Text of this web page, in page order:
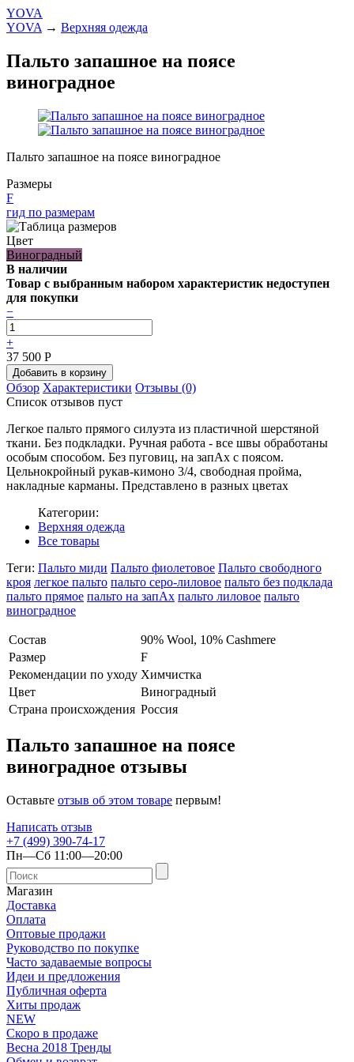
YOVA
YOVA → Верхняя одежда
Пальто запашное на поясе
виноградное
Пальто запашное на поясе виноградное
Размеры
F
гид по размерам
Цвет
Виноградный
В наличии
Товар с выбранным набором характеристик недоступен
для покупки
−
+
37 500 Р
Обзор Характеристики Отзывы (0)
Список отзывов пуст
Легкое пальто прямого силуэта из пластичной шерстяной
ткани. Без подкладки. Ручная работа - все швы обработаны
особым способом. Без пуговиц, на запАх с поясом.
Цельнокройный рукав-кимоно 3/4, свободная пройма,
накладные карманы. Представлено в разных цветах
Категории:
Верхняя одежда
Все товары
Теги: Пальто миди Пальто фиолетовое Пальто свободного
кроя легкое пальто пальто серо-лиловое пальто без подклада
пальто прямое пальто на запАх пальто лиловое пальто
виноградное
Состав
90% Wool, 10% Cashmere
Размер
F
Рекомендации по уходу Химчистка
Цвет
Виноградный
Страна происхождения Россия
Пальто запашное на поясе
виноградное отзывы
Оставьте отзыв об этом товаре первым!
Написать отзыв
+7 (499) 390-74-17
Пн—Сб 11:00—20:00
Магазин
Доставка
Оплата
Оптовые продажи
Руководство по покупке
Часто задаваемые вопросы
Идеи и предложения
Публичная оферта
Хиты продаж
NEW
Скоро в продаже
Весна 2018 Тренды